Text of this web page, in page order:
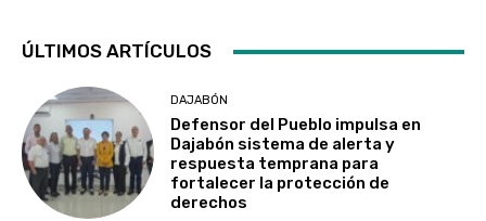
ÚLTIMOS ARTÍCULOS
DAJABÓN
Defensor del Pueblo impulsa en
Dajabón sistema de alerta y
respuesta temprana para
fortalecer la protección de
derechos